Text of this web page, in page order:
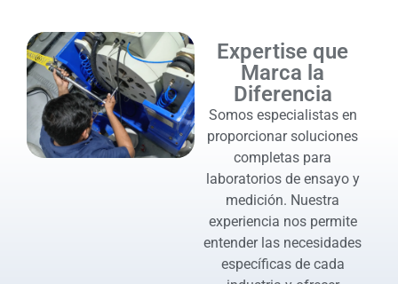
Expertise que
Marca la
Diferencia
Somos especialistas en
proporcionar soluciones
completas para
laboratorios de ensayo y
medición. Nuestra
experiencia nos permite
entender las necesidades
específicas de cada